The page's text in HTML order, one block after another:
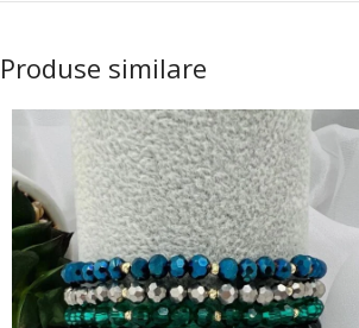
Produse similare